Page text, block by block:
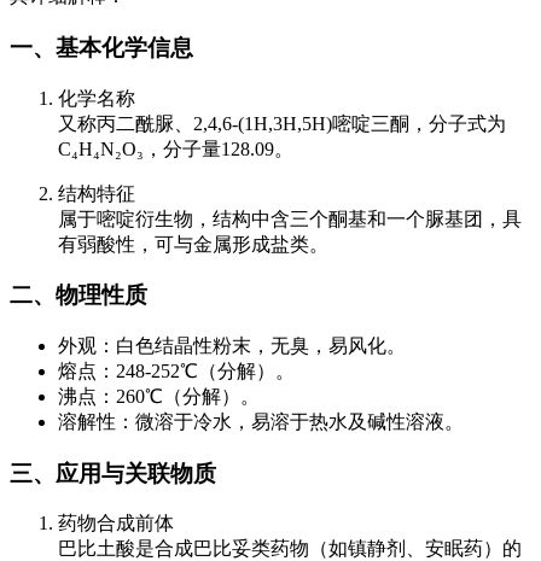
一、基本化学信息
化学名称
又称丙二酰脲、2,4,6-(1H,3H,5H)嘧啶三酮，分子式为
C₄H₄N₂O₃，分子量128.09。
结构特征
属于嘧啶衍生物，结构中含三个酮基和一个脲基团，具
有弱酸性，可与金属形成盐类。
二、物理性质
外观：白色结晶性粉末，无臭，易风化。
熔点：248-252℃（分解）。
沸点：260℃（分解）。
溶解性：微溶于冷水，易溶于热水及碱性溶液。
三、应用与关联物质
药物合成前体
巴比土酸是合成巴比妥类药物（如镇静剂、安眠药）的